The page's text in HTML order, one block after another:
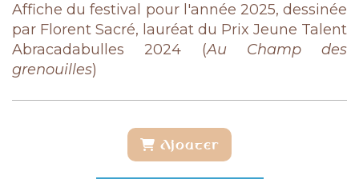
Affiche du festival pour l'année 2025, dessinée
par Florent Sacré, lauréat du Prix Jeune Talent
Abracadabulles 2024 (Au Champ des
grenouilles)
Ajouter